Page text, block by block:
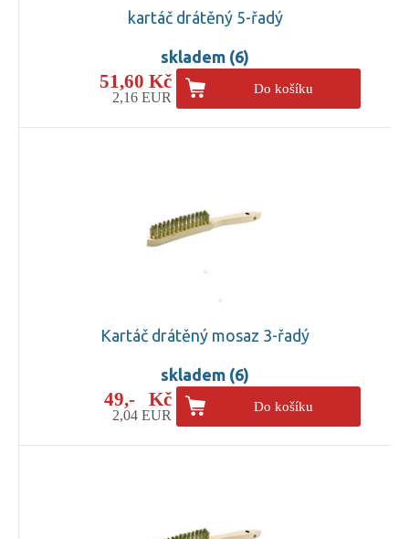
kartáč drátěný 5-řadý
skladem (6)
51,60 Kč
2,16 EUR
Do košíku
Kartáč drátěný mosaz 3-řadý
skladem (6)
49,- Kč
2,04 EUR
Do košíku